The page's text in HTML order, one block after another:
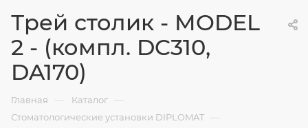
Трей столик - MODEL
2 - (компл. DC310,
DA170)
Главная — Каталог —
Стоматологические установки DIPLOMAT —